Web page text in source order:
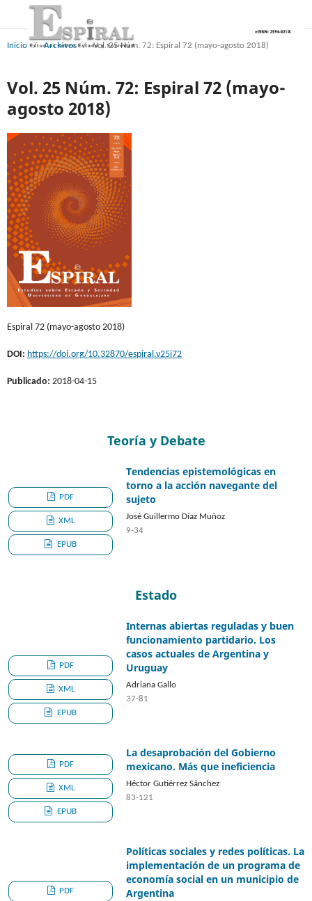
Inicio / Archivos / Vol. 25 Núm. 72: Espiral 72 (mayo-agosto 2018)
Vol. 25 Núm. 72: Espiral 72 (mayo-
agosto 2018)
Espiral 72 (mayo-agosto 2018)
DOI: https://doi.org/10.32870/espiral.v25i72
Publicado: 2018-04-15
Teoría y Debate
Tendencias epistemológicas en
torno a la acción navegante del
sujeto
José Guillermo Díaz Muñoz
9-34
PDF
XML
EPUB
Estado
Internas abiertas reguladas y buen
funcionamiento partidario. Los
casos actuales de Argentina y
Uruguay
Adriana Gallo
37-81
PDF
XML
EPUB
La desaprobación del Gobierno
mexicano. Más que ineficiencia
Héctor Gutiérrez Sánchez
83-121
PDF
XML
EPUB
Políticas sociales y redes políticas. La
implementación de un programa de
economía social en un municipio de
Argentina
PDF